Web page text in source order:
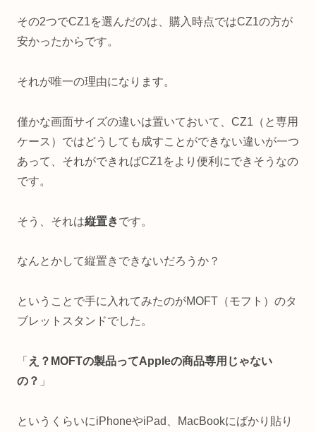
その2つでCZ1を選んだのは、購入時点ではCZ1の方が
安かったからです。
それが唯一の理由になります。
僅かな画面サイズの違いは置いておいて、CZ1（と専用
ケース）ではどうしても成すことができない違いが一つ
あって、それができればCZ1をより便利にできそうなの
です。
そう、それは縦置きです。
なんとかして縦置きできないだろうか？
ということで手に入れてみたのがMOFT（モフト）のタ
ブレットスタンドでした。
「 え？MOFTの製品ってAppleの商品専用じゃない
の？ 」
というくらいにiPhoneやiPad、MacBookにばかり貼り